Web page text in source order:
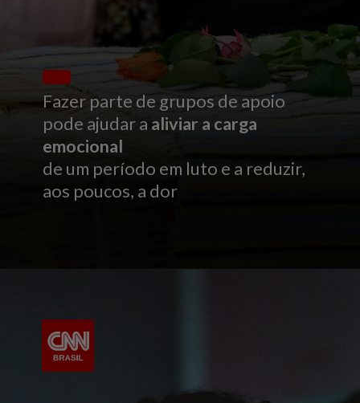
Fazer parte de grupos de apoio
pode ajudar a aliviar a carga
emocional
de um período em luto e a reduzir,
aos poucos, a dor